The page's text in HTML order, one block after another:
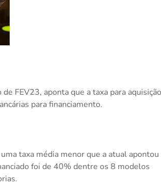
FEV23, aponta que a taxa para aquisição
para financiamento.
taxa média menor que a atual apontou
foi de 40% dentre os 8 modelos